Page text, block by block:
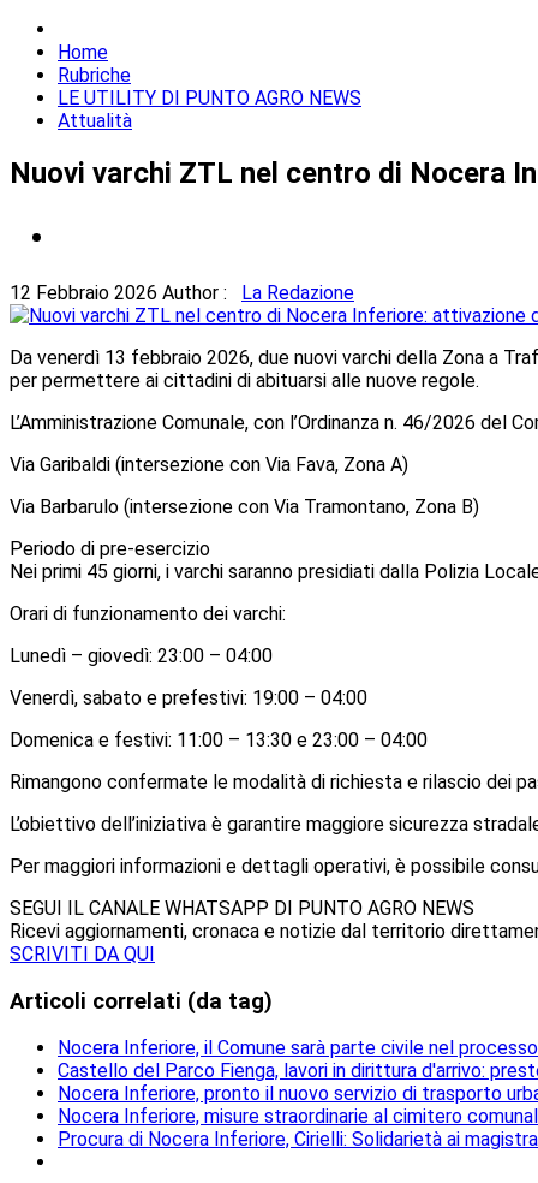
Home
Rubriche
LE UTILITY DI PUNTO AGRO NEWS
Attualità
Nuovi varchi ZTL nel centro di Nocera
12 Febbraio 2026 Author : La Redazione
Da venerdì 13 febbraio 2026, due nuovi varchi della Zona a
per permettere ai cittadini di abituarsi alle nuove regole.
L’Amministrazione Comunale, con l’Ordinanza n. 46/2026 del
Via Garibaldi (intersezione con Via Fava, Zona A)
Via Barbarulo (intersezione con Via Tramontano, Zona B)
Periodo di pre-esercizio
Nei primi 45 giorni, i varchi saranno presidiati dalla Polizia
Orari di funzionamento dei varchi:
Lunedì – giovedì: 23:00 – 04:00
Venerdì, sabato e prefestivi: 19:00 – 04:00
Domenica e festivi: 11:00 – 13:30 e 23:00 – 04:00
Rimangono confermate le modalità di richiesta e rilascio dei
L’obiettivo dell’iniziativa è garantire maggiore sicurezza
Per maggiori informazioni e dettagli operativi, è possibile
SEGUI IL CANALE WHATSAPP DI PUNTO AGRO NEWS
Ricevi aggiornamenti, cronaca e notizie dal territorio
SCRIVITI DA QUI
Articoli correlati (da tag)
Nocera Inferiore, il Comune sarà parte civile nel
Castello del Parco Fienga, lavori in dirittura d'arrivo:
Nocera Inferiore, pronto il nuovo servizio di trasporto
Nocera Inferiore, misure straordinarie al cimitero
Procura di Nocera Inferiore, Cirielli: Solidarietà ai